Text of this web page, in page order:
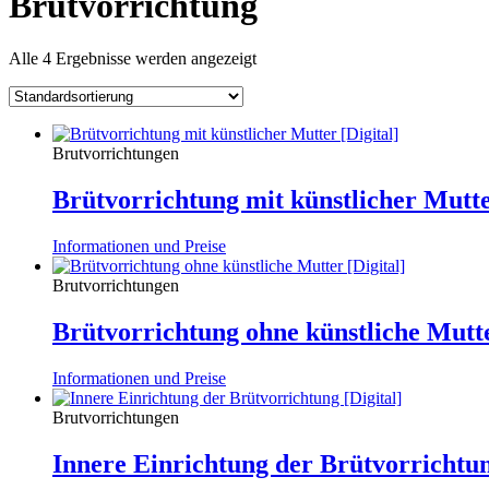
Alle 4 Ergebnisse werden angezeigt
Brutvorrichtungen
Brütvorrichtung mit künstlicher
Informationen und Preise
Brutvorrichtungen
Brütvorrichtung ohne künstliche
Informationen und Preise
Brutvorrichtungen
Innere Einrichtung der